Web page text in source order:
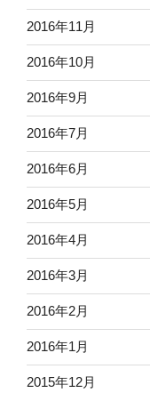
2016年11月
2016年10月
2016年9月
2016年7月
2016年6月
2016年5月
2016年4月
2016年3月
2016年2月
2016年1月
2015年12月